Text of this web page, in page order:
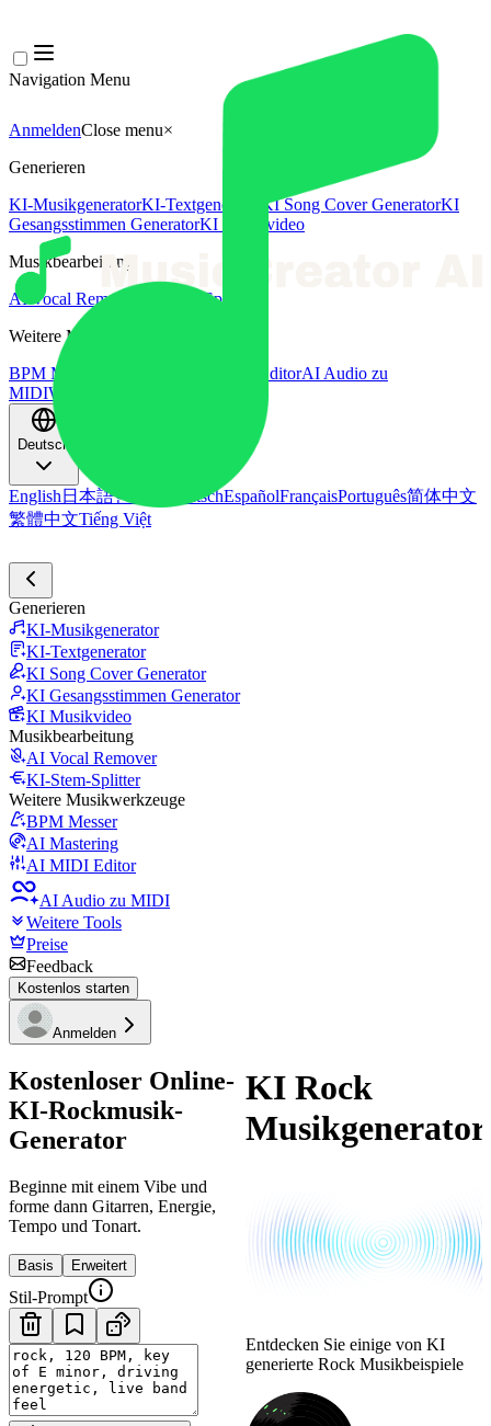
Navigation Menu
AnmeldenClose menu×
Generieren
KI-MusikgeneratorKI-Textgenerator KI Song Cover GeneratorKI
Gesangsstimmen GeneratorKI Musikvideo
Musikbearbeitung
AI Vocal Remover
KI-Stem-Splitter
Weitere Musikwerkzeuge
BPM Messer
AI MIDI EditorAI Audio zu
MIDIWeitere Tools
Deutsch
English 日本語한국어 DeutschEspañolFrançaisPortuguês简体中文
繁體中文Tiếng Việt
Generieren
KI-Musikgenerator
KI-Textgenerator
KI Song Cover Generator
KI Gesangsstimmen Generator
KI Musikvideo
Musikbearbeitung
AI Vocal Remover
KI-Stem-Splitter
Weitere Musikwerkzeuge
BPM Messer
AI Mastering
AI MIDI Editor
AI Audio zu MIDI
Weitere Tools
Preise
Feedback
Kostenlos starten
Anmelden
Kostenloser Online-
KI-Rockmusik-
Generator
Beginne mit einem Vibe und
forme dann Gitarren, Energie,
Tempo und Tonart.
Basis Erweitert
Stil-Prompt
KI Rock
Musikgenerator
Entdecken Sie einige von KI
generierte Rock Musikbeispiele